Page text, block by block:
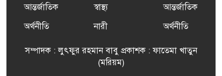
ফ্রান্সে সংবর্ধিত হলেন যুক্তরাজ্য
বিএনপি’র আহ্বায়ক কমিটির
সাংবাদিকতায় কৃতিত্বের পুরস্কার
আন্তর্জাতিক
অর্থনীতি
স্বাস্থ্য
নারী
আন্তর্জাতিক
অর্থনীতি
সম্পাদক : লুৎফুর রহমান বাবু প্রকাশক : ফাতেমা খাতুন
(মরিয়ম)